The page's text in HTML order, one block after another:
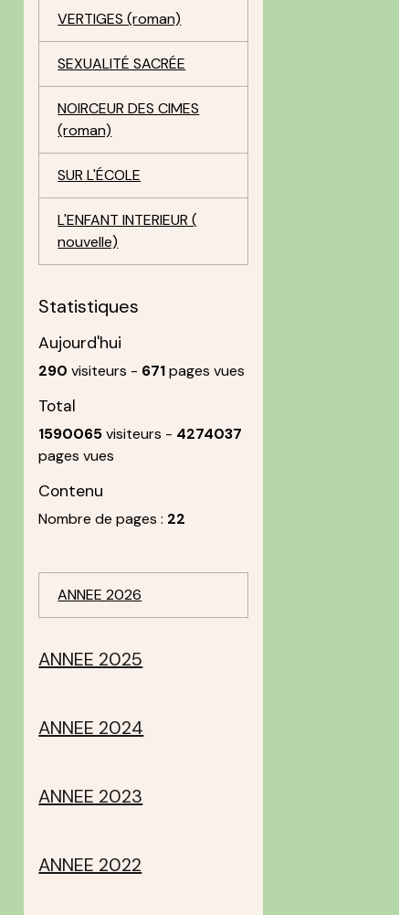
VERTIGES (roman)
SEXUALITÉ SACRÉE
NOIRCEUR DES CIMES
(roman)
SUR L'ÉCOLE
L'ENFANT INTERIEUR (
nouvelle)
Statistiques
Aujourd'hui
290 visiteurs - 671pages vues
Total
1590065visiteurs - 4274037
pages vues
Contenu
Nombre de pages : 22
ANNEE 2026
ANNEE 2025
ANNEE 2024
ANNEE 2023
ANNEE 2022